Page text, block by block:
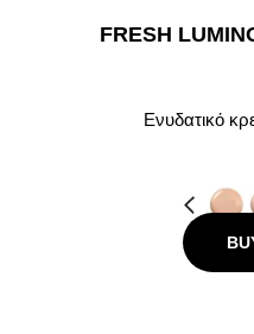
FRESH
Ενυδατικό
Προηγούμενο